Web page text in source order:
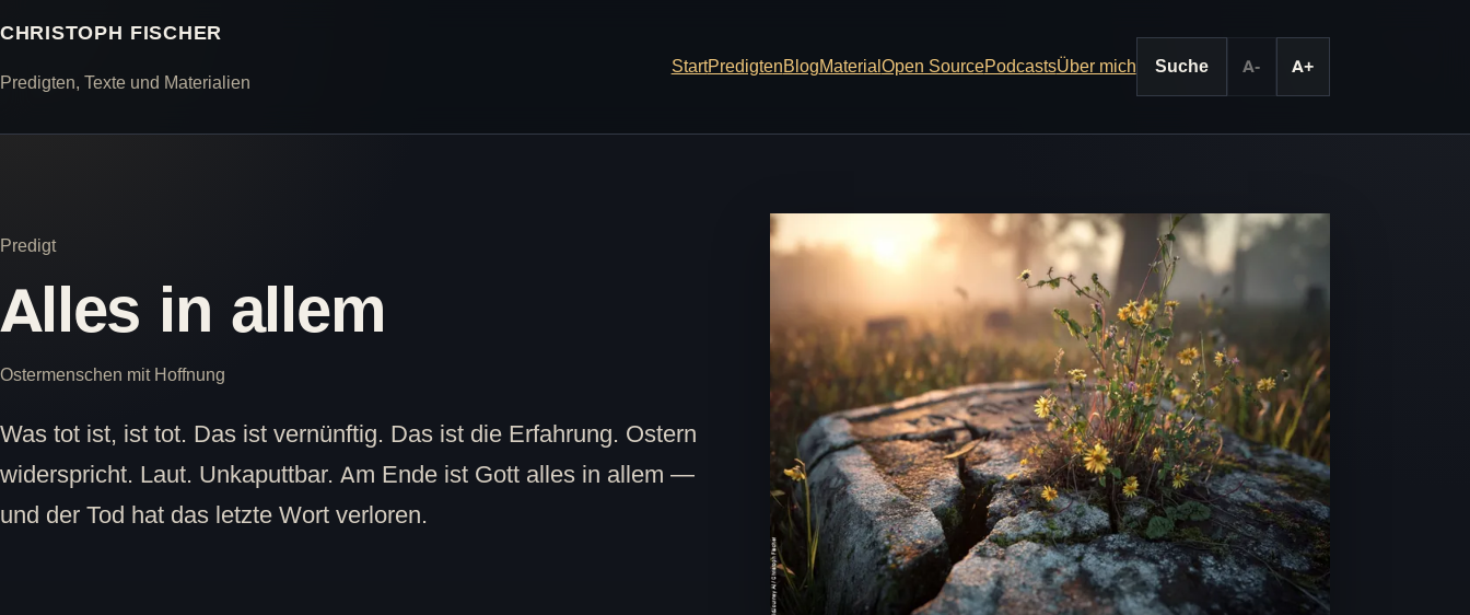
CHRISTOPH FISCHER
Predigten, Texte und Materialien
StartPredigtenBlogMaterialOpen SourcePodcastsÜber mich Suche A- A+
Predigt
Alles in allem
Ostermenschen mit Hoffnung
Was tot ist, ist tot. Das ist vernünftig. Das ist die Erfahrung. Ostern
widerspricht. Laut. Unkaputtbar. Am Ende ist Gott alles in allem —
und der Tod hat das letzte Wort verloren.